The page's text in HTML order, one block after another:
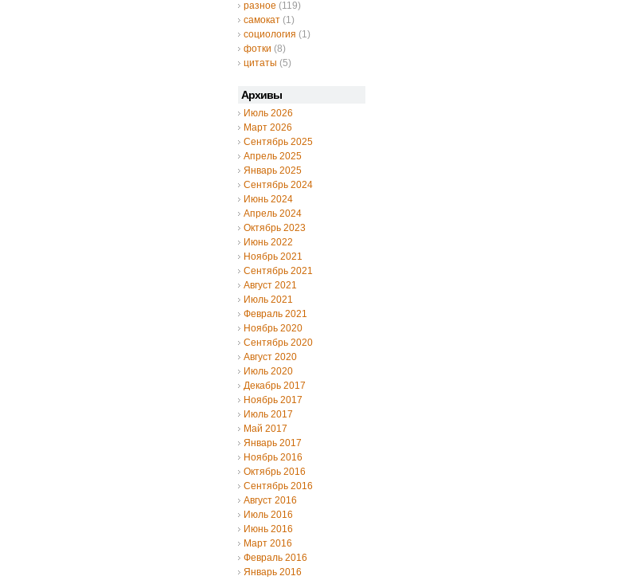
разное (119)
самокат (1)
социология (1)
фотки (8)
цитаты (5)
Архивы
Июль 2026
Март 2026
Сентябрь 2025
Апрель 2025
Январь 2025
Сентябрь 2024
Июнь 2024
Апрель 2024
Октябрь 2023
Июнь 2022
Ноябрь 2021
Сентябрь 2021
Август 2021
Июль 2021
Февраль 2021
Ноябрь 2020
Сентябрь 2020
Август 2020
Июль 2020
Декабрь 2017
Ноябрь 2017
Июль 2017
Май 2017
Январь 2017
Ноябрь 2016
Октябрь 2016
Сентябрь 2016
Август 2016
Июль 2016
Июнь 2016
Март 2016
Февраль 2016
Январь 2016